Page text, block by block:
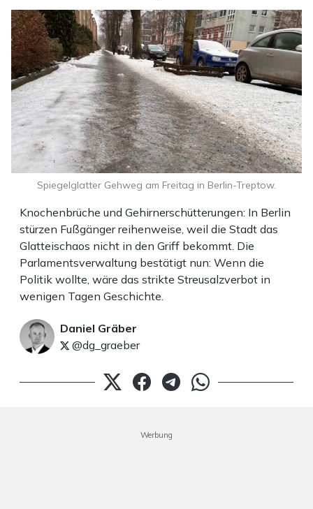
Knochenbrüche und Gehirnerschütterungen: In Berlin
stürzen Fußgänger reihenweise, weil die Stadt das
Glatteischaos nicht in den Griff bekommt. Die
Parlamentsverwaltung bestätigt nun: Wenn die
Politik wollte, wäre das strikte Streusalzverbot in
wenigen Tagen Geschichte.
Daniel Gräber
@dg_graeber
Spiegelglatter Gehweg am Freitag in Berlin-Treptow.
Werbung